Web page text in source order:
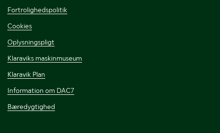
Fortrolighedspolitik
Cookies
Oplysningspligt
Klaraviks maskinmuseum
Klaravik Plan
Information om DAC7
Bæredygtighed